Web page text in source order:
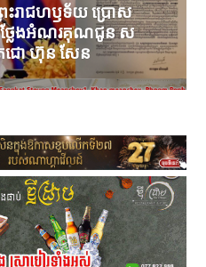
រះរាជហឫទ័យ ប្រោស
តថ្លែងអំណរគុណជូន ស
េជោ ហ៊ុន សែន